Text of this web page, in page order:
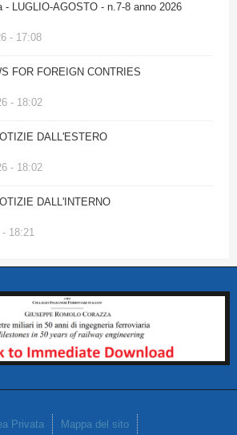
- LUGLIO-AGOSTO - n.7-8 anno 2026
- 17:08
FOR FOREIGN CONTRIES
- 18:02
DALL'ESTERO
- 18:02
DALL'INTERNO
18:21
Privata Mappa del sito